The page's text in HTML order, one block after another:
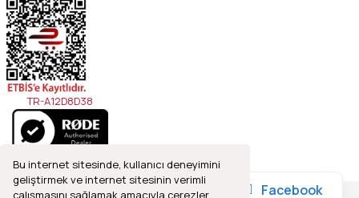
Bu internet sitesinde, kullanıcı deneyimini
geliştirmek ve internet sitesinin verimli
çalışmasını sağlamak amacıyla çerezler
TR-A12D8D38
Facebook